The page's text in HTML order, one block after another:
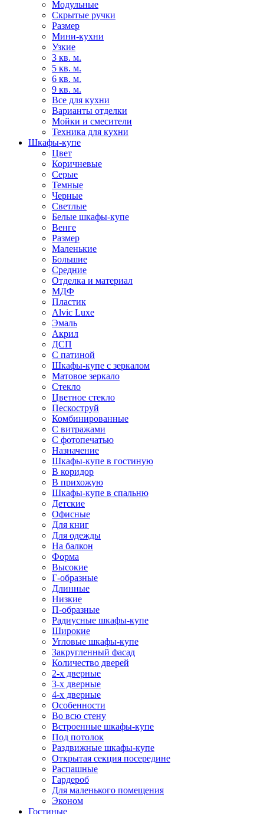
Модульные
Скрытые ручки
Размер
Мини-кухни
Узкие
3 кв. м.
5 кв. м.
6 кв. м.
9 кв. м.
Все для кухни
Варианты отделки
Мойки и смесители
Техника для кухни
Шкафы-купе
Цвет
Коричневые
Серые
Темные
Черные
Светлые
Белые шкафы-купе
Венге
Размер
Маленькие
Большие
Средние
Отделка и материал
МДФ
Пластик
Alvic Luxe
Эмаль
Акрил
ДСП
С патиной
Шкафы-купе с зеркалом
Матовое зеркало
Стекло
Цветное стекло
Пескоструй
Комбинированные
С витражами
С фотопечатью
Назначение
Шкафы-купе в гостиную
В коридор
В прихожую
Шкафы-купе в спальню
Детские
Офисные
Для книг
Для одежды
На балкон
Форма
Высокие
Г-образные
Длинные
Низкие
П-образные
Радиусные шкафы-купе
Широкие
Угловые шкафы-купе
Закругленный фасад
Количество дверей
2-х дверные
3-х дверные
4-х дверные
Особенности
Во всю стену
Встроенные шкафы-купе
Под потолок
Раздвижные шкафы-купе
Открытая секция посередине
Распашные
Гардероб
Для маленького помещения
Эконом
Гостиные